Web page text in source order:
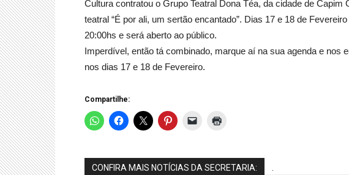
Cultura contratou o Grupo Teatral Dona Téa, da cidade de
teatral “É por ali, um sertão encantado”. Dias 17 e 18 de
20:00hs e será aberto ao público.
Imperdível, então tá combinado, marque aí na sua agenda e nos
nos dias 17 e 18 de Fevereiro.
Compartilhe:
CONFIRA MAIS NOTÍCIAS DA SECRETARIA: